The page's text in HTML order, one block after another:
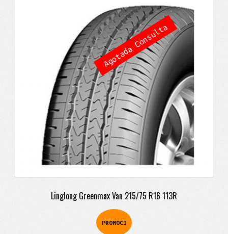
Linglong Greenmax Van 215/75 R16 113R
PROMOCI
original
era:
$698.900.
precio
actual
es:
$577.900.
Agotada Consulta